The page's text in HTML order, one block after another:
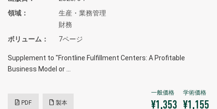
領域
生産・業務管理
財務
ボリューム
7ページ
Supplement to "Frontline Fulfillment Centers: A Profitable
Business Model or …
PDF 製本 ¥1,353 ¥1,155